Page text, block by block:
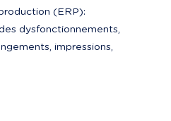
(ERP):
dysfonctionnements,
impressions,